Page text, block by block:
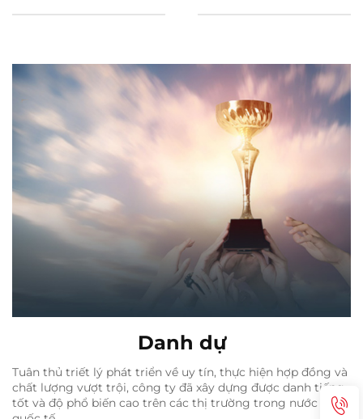
Danh dự
Tuân thủ triết lý phát triển về uy tín, thực hiện hợp đồng và
chất lượng vượt trội, công ty đã xây dựng được danh tiếng
tốt và độ phổ biến cao trên các thị trường trong nước và